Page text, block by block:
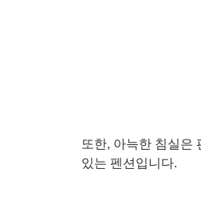
또한, 아늑한 침실은
있는 펜션입니다.